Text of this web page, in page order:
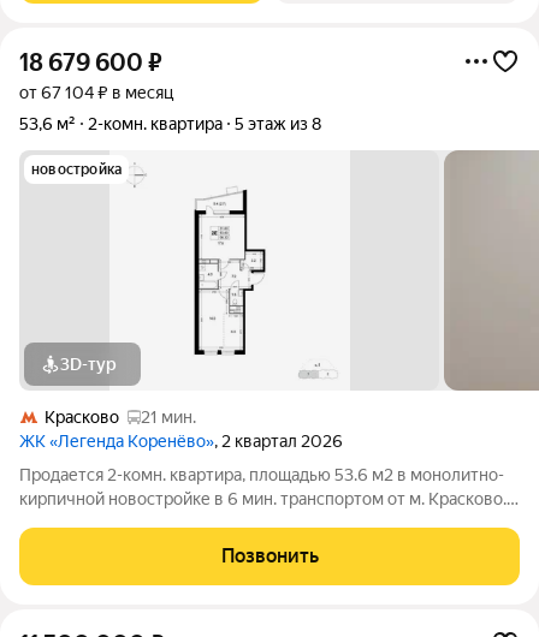
18 679 600 ₽
от 67 104 ₽ в месяц
53,6 м²
2-комн. квартира 5 этаж из 8
новостройка
3D-тур
Красково
21 мин.
ЖК «Легенда Коренёво», 2 квартал 2026
Продается 2-комн. квартира, площадью 53.6 м2 в монолитно-
кирпичной новостройке в 6 мин. транспортом от м. Красково.
средств, возможна покупка с использованием материнского
капитала. Жилая площадь
Позвонить